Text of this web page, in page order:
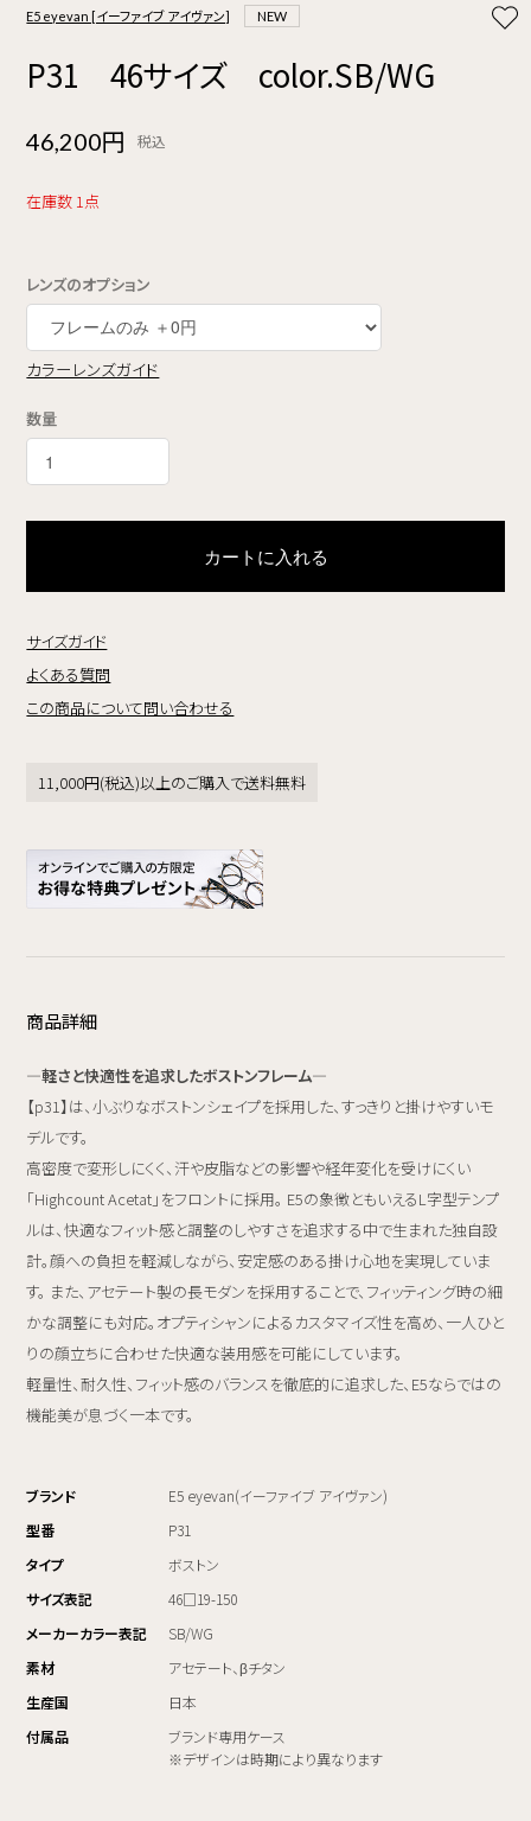
E5 eyevan [イーファイブ アイヴァン] NEW
P31 46サイズ color.SB/WG
46,200円 税込
在庫数 1点
レンズのオプション
カラーレンズガイド
数量
カートに入れる
サイズガイド
よくある質問
この商品について問い合わせる
11,000円(税込)以上のご購入で送料無料
商品詳細
―軽さと快適性を追求したボストンフレーム―
【p31】は、小ぶりなボストンシェイプを採用した、すっきりと掛けやすいモ
デルです。
高密度で変形しにくく、汗や皮脂などの影響や経年変化を受けにくい
「Highcount Acetat」をフロントに採用。 E5の象徴ともいえるL字型テンプ
ルは、快適なフィット感と調整のしやすさを追求する中で生まれた独自設
計。顔への負担を軽減しながら、安定感のある掛け心地を実現していま
す。 また、アセテート製の長モダンを採用することで、フィッティング時の細
かな調整にも対応。オプティシャンによるカスタマイズ性を高め、一人ひと
りの顔立ちに合わせた快適な装用感を可能にしています。
軽量性、耐久性、フィット感のバランスを徹底的に追求した、E5ならではの
機能美が息づく一本です。
ブランド
E5 eyevan(イーファイブ アイヴァン)
型番
P31
タイプ
ボストン
サイズ表記
46□19-150
メーカーカラー表記
SB/WG
素材
アセテート、βチタン
生産国
日本
付属品
ブランド専用ケース
※デザインは時期により異なります